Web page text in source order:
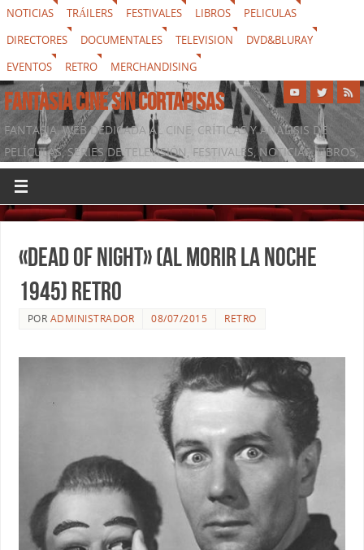
NOTICIAS TRÁILERS FESTIVALES LIBROS
PELICULAS
DIRECTORES
DOCUMENTALES TELEVISION
DVD&BLURAY
EVENTOS
RETRO MERCHANDISING
FANTASIA CINE SIN CORTAPISAS
FANTASIA, WEB DEDICADA AL CINE, CRÍTICAS Y ANÁLISIS DE
PELÍCULAS, SERIES DE TELEVISIÓN, FESTIVALES, NOTICIAS, LIBROS,
DVD & BLURAY, MERCHANDISING Y TODO LO QUE RODEA AL
SÉPTIMO ARTE
«Dead of Night» (Al Morir la Noche
1945) retro
POR ADMINISTRADOR 08/07/2015 RETRO